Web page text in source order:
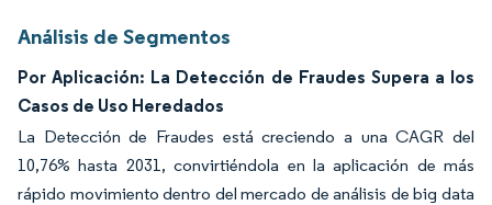
Análisis de Segmentos
Por Aplicación: La Detección de Fraudes Supera a los
Casos de Uso Heredados
La Detección de Fraudes está creciendo a una CAGR del
10,76% hasta 2031, convirtiéndola en la aplicación de más
rápido movimiento dentro del mercado de análisis de big data